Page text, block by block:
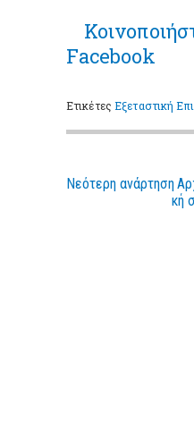
Facebook
ΕτικέτεςΕξεταστική
Νεότερη ανάρτηση
κή